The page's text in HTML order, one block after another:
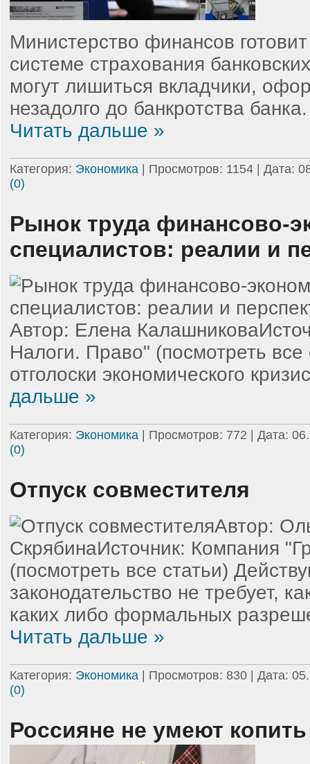
Министерство финансов
системе страхования
могут лишиться вкладчики,
незадолго до банкротства
Читать дальше »
Категория: Экономика | Просмотров: 1154 | Дата:
(0)
Рынок труда финансово-
специалистов: реалии и
Автор: Елена
Налоги. Право" (посмотреть все
отголоски экономического
дальше »
Категория: Экономика | Просмотров: 772 | Дата:
(0)
Отпуск совместителя
Автор:
СкрябинаИсточник: Компания
(посмотреть все статьи)
законодательство не требует,
каких либо формальных
Читать дальше »
Категория: Экономика | Просмотров: 830 | Дата:
(0)
Россияне не умеют копить